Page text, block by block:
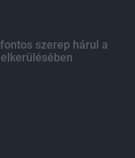
szerep hárul a